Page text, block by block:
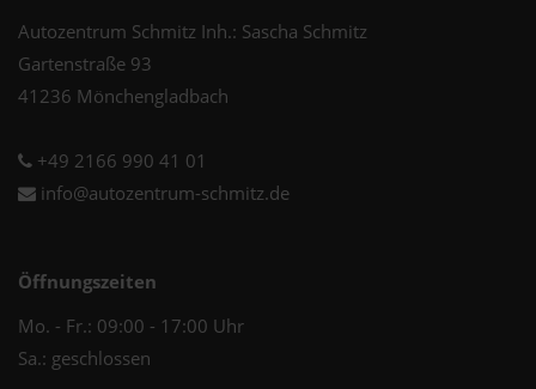
Autozentrum Schmitz Inh.: Sascha Schmitz
Gartenstraße 93
41236 Mönchengladbach
+49 2166 990 41 01
info@autozentrum-schmitz.de
Öffnungszeiten
Mo. - Fr.: 09:00 - 17:00 Uhr
Sa.: geschlossen